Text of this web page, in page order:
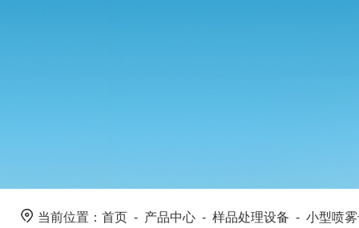
当前位置： 首页 - 产品中心 - 样品处理设备 - 小型喷